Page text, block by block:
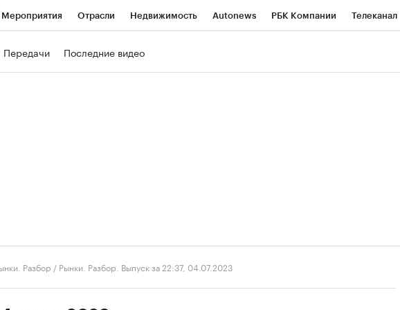
Мероприятия Отрасли Недвижимость Autonews РБК Компании Телеканал
Передачи Последние видео
Разбор / Рынки. Разбор. Выпуск за 22:37, 04.07.2023